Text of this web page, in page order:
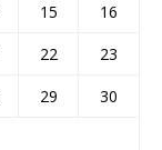
15
16
22
23
29
30